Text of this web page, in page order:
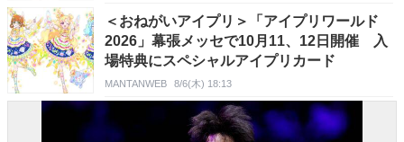
＜おねがいアイプリ＞「アイプリワールド
2026」幕張メッセで10月11、12日開催 入
場特典にスペシャルアイプリカード
MANTANWEB 8/6(木) 18:13